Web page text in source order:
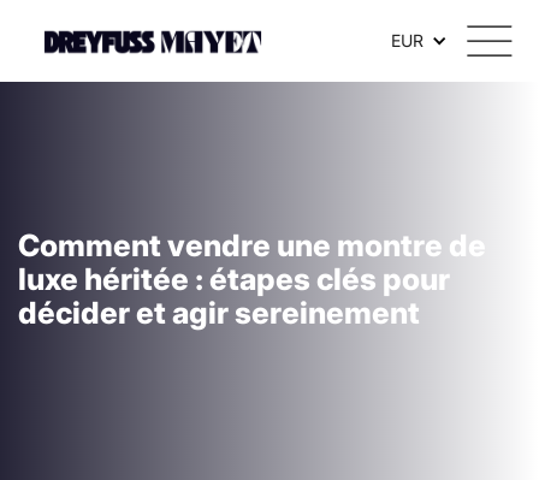
EUR
Comment vendre une montre de
luxe héritée : étapes clés pour
décider et agir sereinement